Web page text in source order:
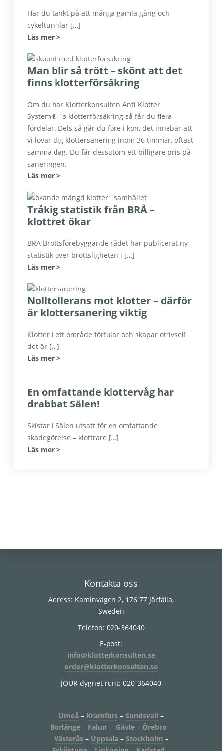
Har du tänkt på att många gamla gång och
cykeltunnlar […]
Läs mer >
Man blir så trött – skönt att det
finns klotterförsäkring
Om du har Klotterkonsulten Anti Klotter
System® ´s klotterförsäkring så får du flera
fördelar. Dels så går du före i kön, det innebär att
vi lovar dig klottersanering inom 36 timmar, oftast
samma dag. Du får dessutom ett billigare pris på
saneringen.
Läs mer >
Tråkig statistik från BRÅ –
klottret ökar
BRÅ Brottsförebyggande rådet har publicerat ny
statistik över brottsligheten i […]
Läs mer >
Nolltollerans mot klotter – därför
är klottersanering viktig
Klotter i ett område förfular och skapar otrivsel!
det är […]
Läs mer >
En omfattande klottervåg har
drabbat Sälen!
Skistar i Sälen utsatt för en omfattande
skadegörelse – klottrare […]
Läs mer >
Kontakta oss
Adress: Kaminvägen 2, 176 77 Järfälla,
Sweden
Telefon: 020-364040
E-post:
info@klotterkonsulten.se
order@klotterkonsulten.se
JOUR dygnet runt: 020-364040
Umeå – Kramfors – Sundsvall –
Borlänge – Falun – Gävle – Örebro –
Västerås– Uppsala– Stockholm –